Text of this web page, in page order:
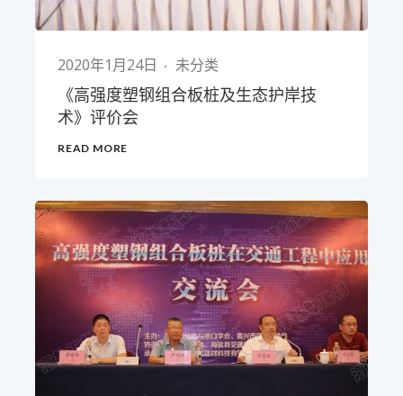
2020年1月24日
未分类
《高强度塑钢组合板桩及生态护岸技
术》评价会
READ MORE